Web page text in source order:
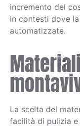
incremento del
in contesti dove
automatizzate.
La scelta del
facilità di pulizia e